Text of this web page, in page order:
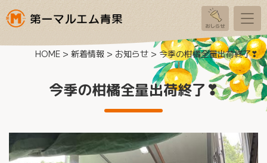
ビ
ゲ
ー
シ
ョ
ン
を
え
おしらせ
HOME > 新着情報 > お知らせ > 今季の柑橘全量出荷終了❣
今季の柑橘全量出荷終了❣